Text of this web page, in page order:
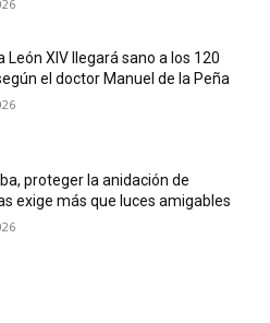
León XIV llegará sano a los 120
el doctor Manuel de la Peña
proteger la anidación de
exige más que luces amigables